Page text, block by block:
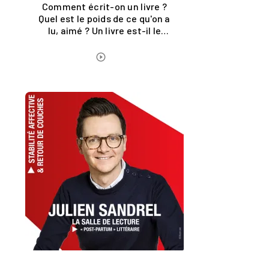
Comment écrit-on un livre ?
Quel est le poids de ce qu'on a
lu, aimé ? Un livre est-il le
d'un travail ?
play_circle_outline